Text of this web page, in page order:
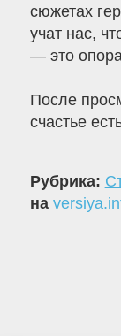
сюжетах
учат нас,
— это
После
счастье
Рубрика:
на